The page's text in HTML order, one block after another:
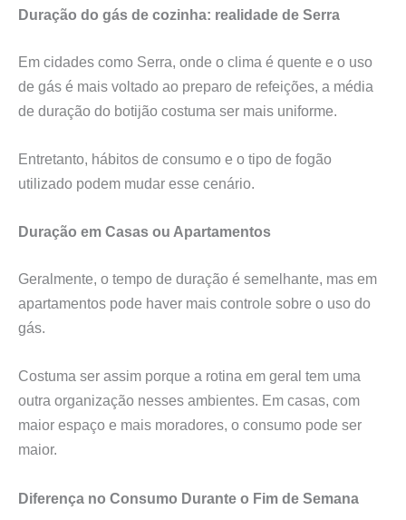
Duração do gás de cozinha: realidade de Serra
Em cidades como Serra, onde o clima é quente e o uso
de gás é mais voltado ao preparo de refeições, a média
de duração do botijão costuma ser mais uniforme.
Entretanto, hábitos de consumo e o tipo de fogão
utilizado podem mudar esse cenário.
Duração em Casas ou Apartamentos
Geralmente, o tempo de duração é semelhante, mas em
apartamentos pode haver mais controle sobre o uso do
gás.
Costuma ser assim porque a rotina em geral tem uma
outra organização nesses ambientes. Em casas, com
maior espaço e mais moradores, o consumo pode ser
maior.
Diferença no Consumo Durante o Fim de Semana